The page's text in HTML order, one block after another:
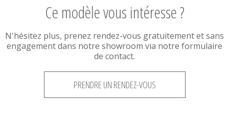
Ce modèle vous intéresse ?
N'hésitez plus, prenez rendez-vous gratuitement et sans
engagement dans notre showroom via notre formulaire
de contact.
PRENDRE UN RENDEZ-VOUS